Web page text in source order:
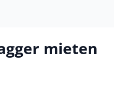
mieten